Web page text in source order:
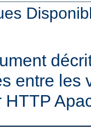
entre les
HTTP